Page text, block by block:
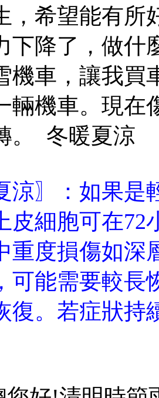
，希望能有所
下降了，做什
機車，讓我買
輛機車。現在
。 冬暖夏涼
涼〗：如果是
皮細胞可在72
重度損傷如深
可能需要較長
復。若症狀持